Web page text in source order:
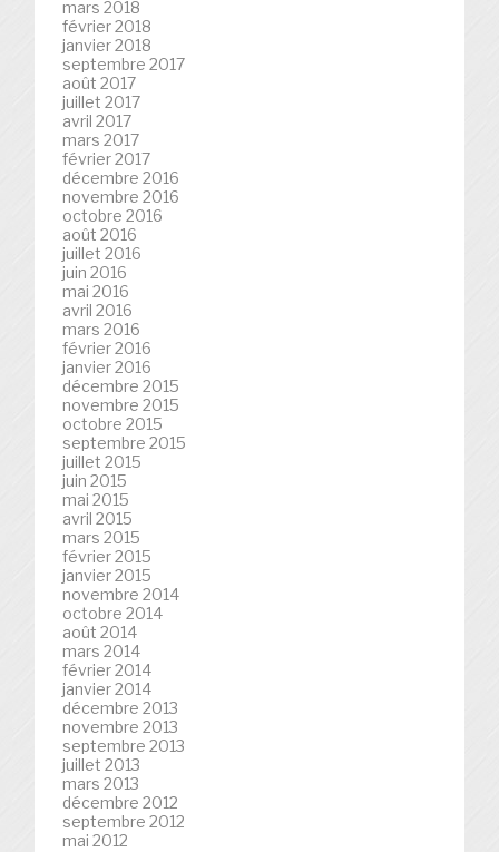
mars 2018
février 2018
janvier 2018
septembre 2017
août 2017
juillet 2017
avril 2017
mars 2017
février 2017
décembre 2016
novembre 2016
octobre 2016
août 2016
juillet 2016
juin 2016
mai 2016
avril 2016
mars 2016
février 2016
janvier 2016
décembre 2015
novembre 2015
octobre 2015
septembre 2015
juillet 2015
juin 2015
mai 2015
avril 2015
mars 2015
février 2015
janvier 2015
novembre 2014
octobre 2014
août 2014
mars 2014
février 2014
janvier 2014
décembre 2013
novembre 2013
septembre 2013
juillet 2013
mars 2013
décembre 2012
septembre 2012
mai 2012